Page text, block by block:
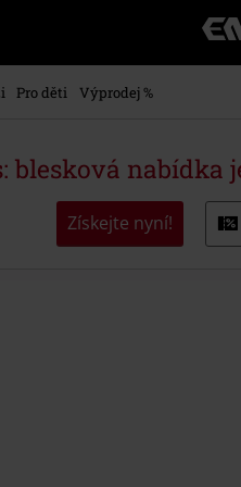
Pro děti Výprodej %
blesková nabídka
Získejte nyní!